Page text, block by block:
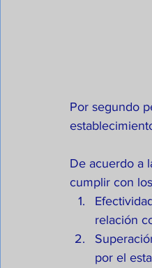
Por segundo
De acuerdo a
cumplir con
relación
por el